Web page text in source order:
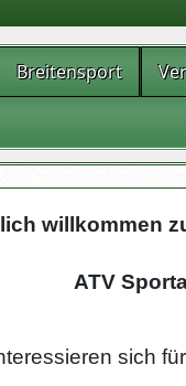
Breitensport
willkommen
sich